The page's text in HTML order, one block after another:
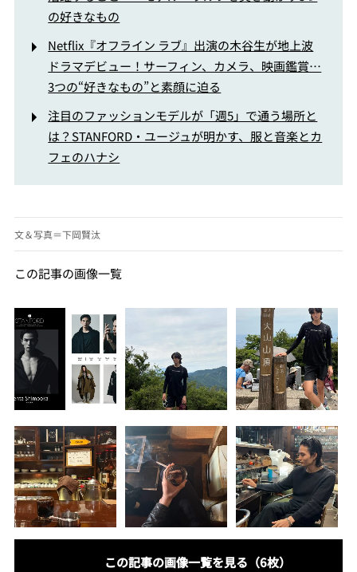
の好きなもの
Netflix『オフライン ラブ』出演の木谷生が地上波
ドラマデビュー！サーフィン、カメラ、映画鑑賞…
3つの“好きなもの”と素顔に迫る
注目のファッションモデルが「週5」で通う場所と
は？STANFORD・ユージュが明かす、服と音楽とカ
フェのハナシ
文＆写真＝下岡賢汰
この記事の画像一覧
この記事の画像一覧を見る（6枚）